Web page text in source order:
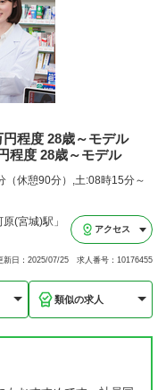
円程度 28歳～モデル
程度 28歳～モデル
（休憩90分）,土:08時15分～
(宮城)駅」
アクセス
新日：2025/07/25 求人番号：10176455
類似の求人